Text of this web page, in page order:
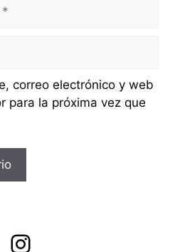
correo electrónico y web
para la próxima vez que
Instagram